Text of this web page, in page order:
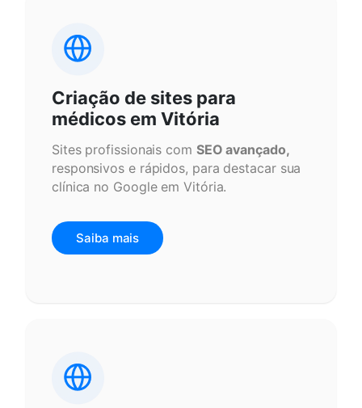
Criação de sites para
médicos em Vitória
Sites profissionais com SEO avançado,
responsivos e rápidos, para destacar sua
clínica no Google em Vitória.
Saiba mais